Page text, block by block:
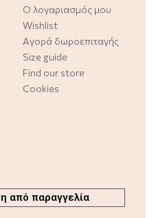
Ο λογαριασμός μου
Wishlist
Αγορά δωροεπιταγής
Size guide
Find our store
Cookies
από παραγγελία